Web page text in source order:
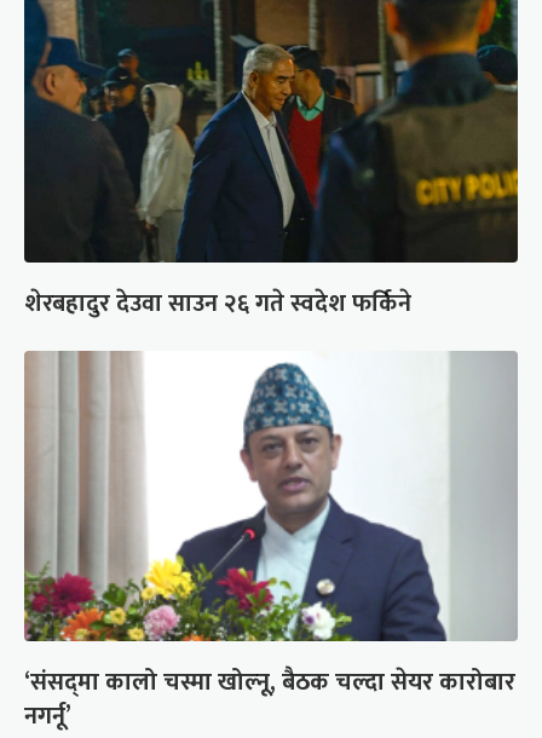
शेरबहादुर देउवा साउन २६ गते स्वदेश फर्किने
‘संसद्‍मा कालो चस्मा खोल्नू, बैठक चल्दा सेयर कारोबार
नगर्नू’